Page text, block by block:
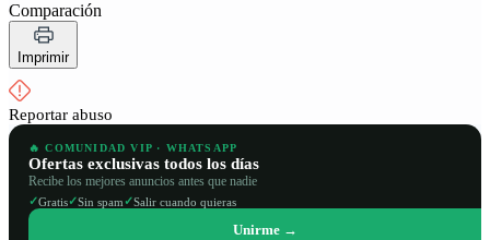
Comparación
Imprimir
Reportar abuso
🔥 COMUNIDAD VIP · WHATSAPP
Ofertas exclusivas todos los días
Recibe los mejores anuncios antes que nadie
✓Gratis✓Sin spam✓Salir cuando quieras
Unirme →